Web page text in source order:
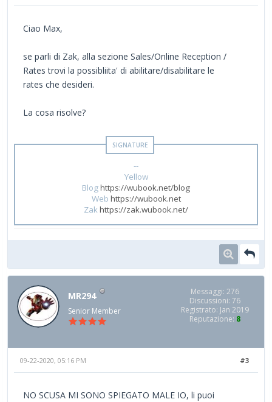
Ciao Max,
se parli di Zak, alla sezione Sales/Online Reception /
Rates trovi la possibliita' di abilitare/disabilitare le
rates che desideri.
La cosa risolve?
--
Yellow
Bloghttps://wubook.net/blog
Web https://wubook.net
Zakhttps://zak.wubook.net/
MR294
Senior Member
Messaggi: 276
Discussioni: 76
Registrato: Jan 2019
Reputazione: 8
#3
09-22-2020, 05:16 PM
NO SCUSA MI SONO SPIEGATO MALE IO, li puoi